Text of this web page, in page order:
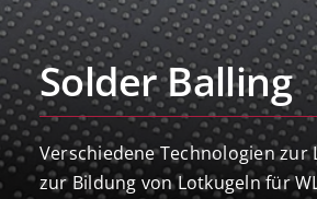
Solder Balling
Verschiedene Technologien zur
zur Bildung von Lotkugeln für